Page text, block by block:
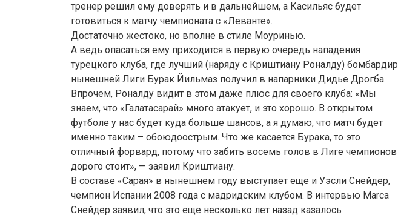
тренер решил ему доверять и в дальнейшем, а Касильяс будет
готовиться к матчу чемпионата с «Леванте».
Достаточно жестоко, но вполне в стиле Моуринью.
А ведь опасаться ему приходится в первую очередь нападения
турецкого клуба, где лучший (наряду с Криштиану Роналду) бомбардир
нынешней Лиги Бурак Йильмаз получил в напарники Дидье Дрогба.
Впрочем, Роналду видит в этом даже плюс для своего клуба: «Мы
знаем, что «Галатасарай» много атакует, и это хорошо. В открытом
футболе у нас будет куда больше шансов, а я думаю, что матч будет
именно таким – обоюдоострым. Что же касается Бурака, то это
отличный форвард, потому что забить восемь голов в Лиге чемпионов
дорого стоит», — заявил Криштиану.
В составе «Сарая» в нынешнем году выступает еще и Уэсли Снейдер,
чемпион Испании 2008 года с мадридским клубом. В интервью Marca
Снейдер заявил, что это еще несколько лет назад казалось